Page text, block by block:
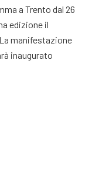
a Trento dal 26
edizione il
manifestazione
inaugurato